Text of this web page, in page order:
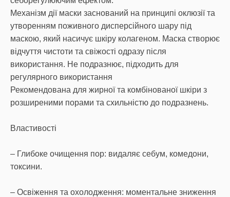
Механізм дії маски заснований на принципі оклюзії та
утворенням поживного дисперсійного шару під
маскою, який насичує шкіру колагеном. Маска створює
відчуття чистоти та свіжості одразу після
використання. Не подразнює, підходить для
регулярного використання
Рекомендована для жирної та комбінованої шкіри з
розширеними порами та схильністю до подразнень.
Властивості
– Глибоке очищення пор: видаляє себум, комедони,
токсини.
– Освіження та охолодження: моментальне зниження